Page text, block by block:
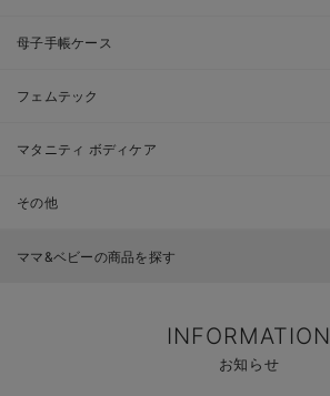
母子手帳ケース
フェムテック
マタニティ ボディケア
その他
ママ&ベビーの商品を探す
INFORMATION
お知らせ